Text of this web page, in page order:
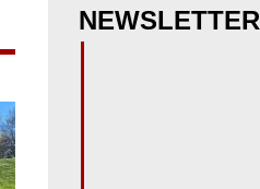
NEWSLETTER